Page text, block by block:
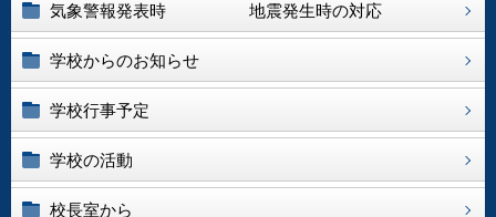
気象警報発表時 地震発生時の対応
学校からのお知らせ
学校行事予定
学校の活動
校長室から